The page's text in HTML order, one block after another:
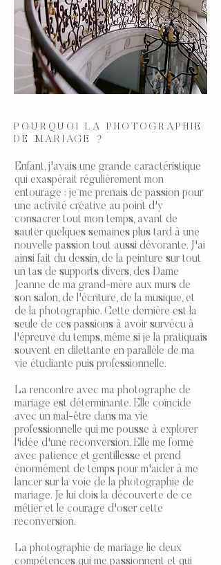
POURQUOI LA PHOTOGRAPHIE
DE MARIAGE ?
Enfant, j'avais une grande caractéristique
qui exaspérait régulièrement mon
entourage : je me prenais de passion pour
une activité créative au point d'y
consacrer tout mon temps, avant de
sauter quelques semaines plus tard à une
nouvelle passion tout aussi dévorante. J'ai
ainsi fait du dessin, de la peinture sur tout
un tas de supports divers, des Dame
Jeanne de ma grand-mère aux murs de
son salon, de l'écriture, de la musique, et
de la photographie. Cette dernière est la
seule de ces passions à avoir survécu à
l'épreuve du temps, même si je la pratiquais
souvent en dilettante en parallèle de ma
vie étudiante puis professionnelle.
La rencontre avec ma photographe de
mariage est déterminante. Elle coïncide
avec un mal-être dans ma vie
professionnelle qui me pousse à explorer
l'idée d'une reconversion. Elle me forme
avec patience et gentillesse et prend
énormément de temps pour m'aider à me
lancer sur la voie de la photographie de
mariage. Je lui dois la découverte de ce
métier et le courage d'oser cette
reconversion.
La photographie de mariage lie deux
compétences qui me passionnent et qui